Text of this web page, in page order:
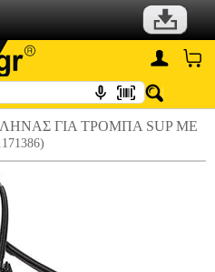
ΓΙΑ ΤΡΟΜΠΑ SUP ΜΕ